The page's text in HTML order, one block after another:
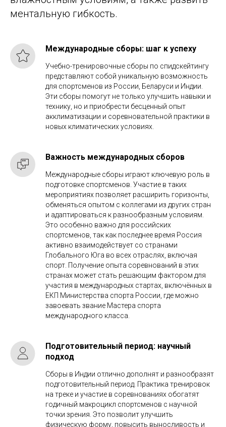
ментальную гибкость.
Международные сборы: шаг к успеху
Учебно-тренировочные сборы по спидскейтингу
представляют собой уникальную возможность
для спортсменов из России, Беларуси и Индии.
Эти сборы помогут не только улучшить навыки и
технику, но и приобрести бесценный опыт
акклиматизации и соревновательной практики в
новых климатических условиях.
Важность международных сборов
Международные сборы играют ключевую роль в
подготовке спортсменов. Участие в таких
мероприятиях позволяет расширить горизонты,
обменяться опытом с коллегами из других стран
и адаптироваться к разнообразным условиям.
Это особенно важно для российских
спортсменов, так как последнее время Россия
активно взаимодействует со странами
Глобального Юга во всех отраслях, включая
спорт. Получение опыта соревнований в этих
странах может стать решающим фактором для
участия в международных стартах, включённых в
ЕКП Министерства спорта России, где можно
завоевать звание Мастера спорта
международного класса.
Подготовительный период: научный
подход
Сборы в Индии отлично дополнят и разнообразят
подготовительный период. Практика тренировок
на треке и участие в соревнованиях обогатят
годичный макроцикл спортсменов с научной
точки зрения. Это позволит улучшить
физическую форму, повысить выносливость и